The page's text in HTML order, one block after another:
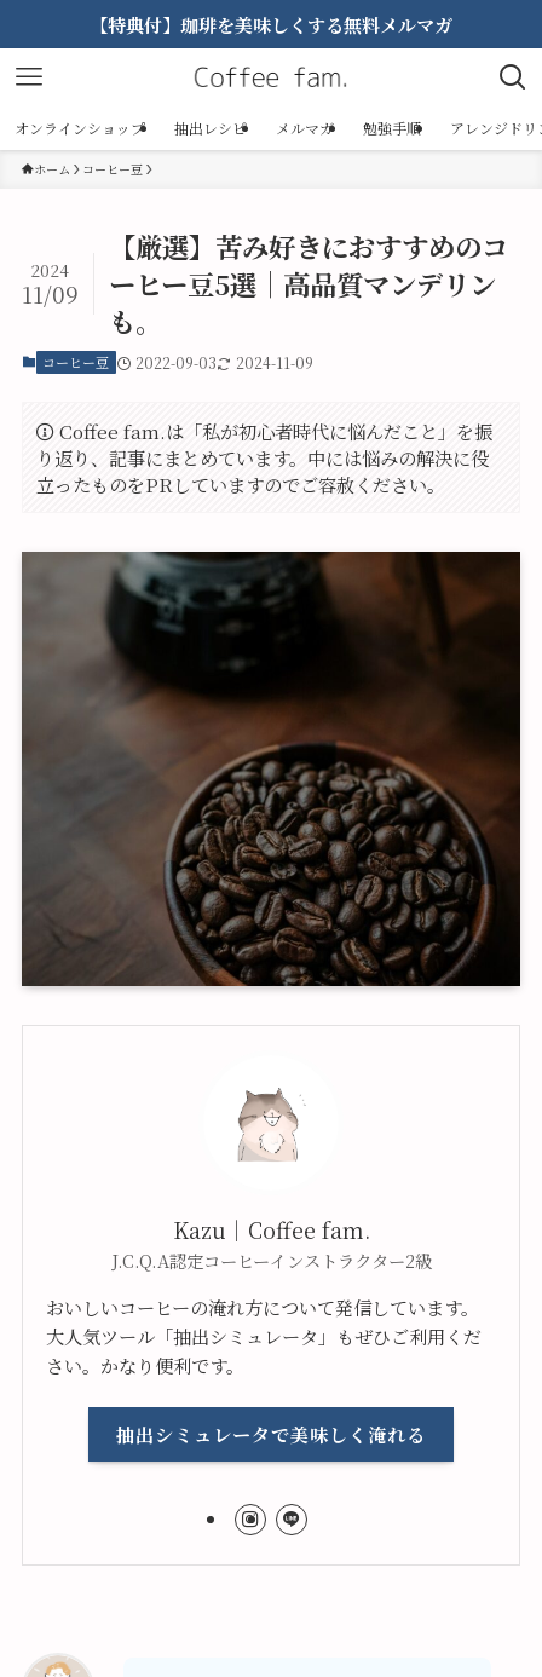
【特典付】珈琲を美味しくする無料メルマガ
オンラインショップ 抽出レシピ メルマガ 勉強手順 アレンジドリ
ホーム コーヒー豆
【厳選】苦み好きにおすすめのコ
ーヒー豆5選｜高品質マンデリン
も。
2024
11/09
コーヒー豆 2022-09-03 2024-11-09
Coffee fam.は「私が初心者時代に悩んだこと」を振
り返り、記事にまとめています。中には悩みの解決に役
立ったものをPRしていますのでご容赦ください。
Kazu｜Coffee fam.
J.C.Q.A認定コーヒーインストラクター2級
おいしいコーヒーの淹れ方について発信しています。
大人気ツール「抽出シミュレータ」もぜひご利用くだ
さい。かなり便利です。
抽出シミュレータで美味しく淹れる